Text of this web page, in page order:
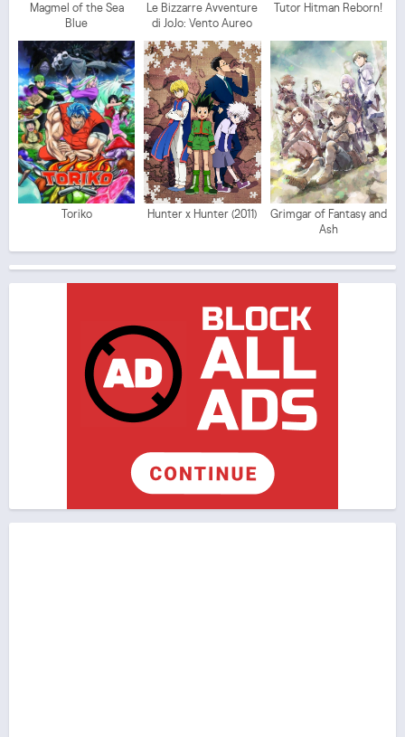
Magmel of the Sea
Blue
Le Bizzarre Avventure
di JoJo: Vento Aureo
Tutor Hitman Reborn!
Toriko Hunter x Hunter (2011)
Grimgar of Fantasy and
Ash